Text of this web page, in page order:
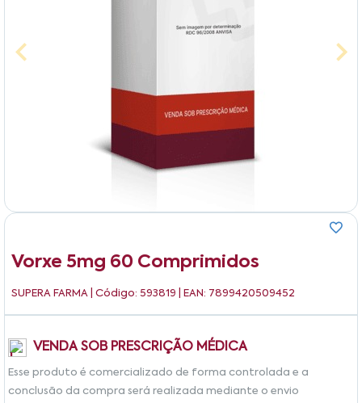
Vorxe 5mg 60 Comprimidos
SUPERA FARMA | Código: 593819 | EAN: 7899420509452
VENDA SOB PRESCRIÇÃO MÉDICA
Esse produto é comercializado de forma controlada e a
conclusão da compra será realizada mediante o envio